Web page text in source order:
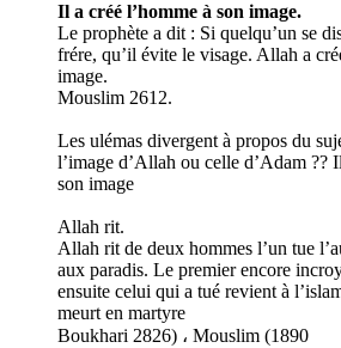
Il a créé l’homme à son image.
Le prophète a dit : Si quelqu’un se
frére, qu’il évite le visage. Allah a
image.
Mouslim 2612.
Les ulémas divergent à propos du
l’image d’Allah ou celle d’Adam ??
son image
Allah rit.
Allah rit de deux hommes l’un tue
aux paradis. Le premier encore
ensuite celui qui a tué revient à
meurt en martyre
Boukhari 2826) ، Mouslim (1890